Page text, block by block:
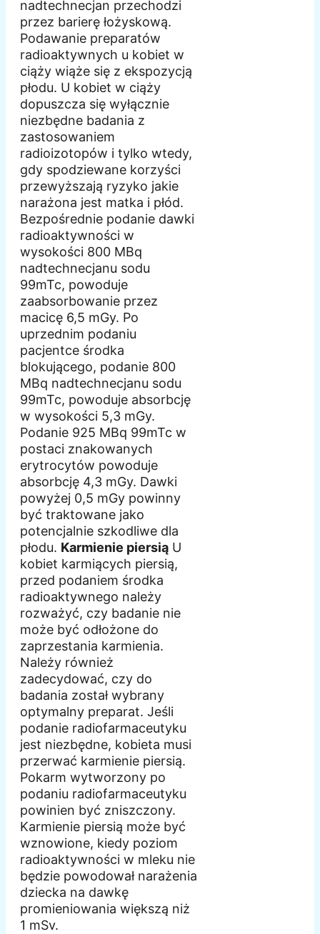
nadtechnecjan przechodzi
przez barierę łożyskową.
Podawanie preparatów
radioaktywnych u kobiet w
ciąży wiąże się z ekspozycją
płodu. U kobiet w ciąży
dopuszcza się wyłącznie
niezbędne badania z
zastosowaniem
radioizotopów i tylko wtedy,
gdy spodziewane korzyści
przewyższają ryzyko jakie
narażona jest matka i płód.
Bezpośrednie podanie dawki
radioaktywności w
wysokości 800 MBq
nadtechnecjanu sodu
99mTc, powoduje
zaabsorbowanie przez
macicę 6,5 mGy. Po
uprzednim podaniu
pacjentce środka
blokującego, podanie 800
MBq nadtechnecjanu sodu
99mTc, powoduje absorbcję
w wysokości 5,3 mGy.
Podanie 925 MBq 99mTc w
postaci znakowanych
erytrocytów powoduje
absorbcję 4,3 mGy. Dawki
powyżej 0,5 mGy powinny
być traktowane jako
potencjalnie szkodliwe dla
płodu. Karmienie piersią U
kobiet karmiących piersią,
przed podaniem środka
radioaktywnego należy
rozważyć, czy badanie nie
może być odłożone do
zaprzestania karmienia.
Należy również
zadecydować, czy do
badania został wybrany
optymalny preparat. Jeśli
podanie radiofarmaceutyku
jest niezbędne, kobieta musi
przerwać karmienie piersią.
Pokarm wytworzony po
podaniu radiofarmaceutyku
powinien być zniszczony.
Karmienie piersią może być
wznowione, kiedy poziom
radioaktywności w mleku nie
będzie powodował narażenia
dziecka na dawkę
promieniowania większą niż
1 mSv.